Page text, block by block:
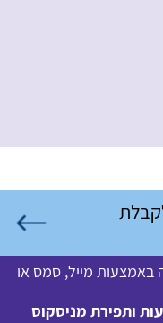
באמצעות מייל, סמס או
ותפירת מניסקוס